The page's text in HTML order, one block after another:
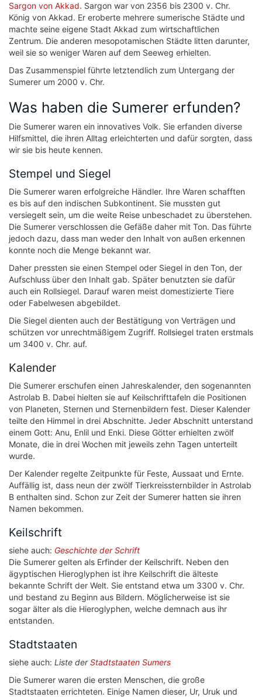
Sargon von Akkad. Sargon war von 2356 bis 2300 v. Chr.
König von Akkad. Er eroberte mehrere sumerische Städte und
machte seine eigene Stadt Akkad zum wirtschaftlichen
Zentrum. Die anderen mesopotamischen Städte litten darunter,
weil sie so weniger Waren auf dem Seeweg erhielten.
Das Zusammenspiel führte letztendlich zum Untergang der
Sumerer um 2000 v. Chr.
Was haben die Sumerer erfunden?
Die Sumerer waren ein innovatives Volk. Sie erfanden diverse
Hilfsmittel, die ihren Alltag erleichterten und dafür sorgten, dass
wir sie bis heute kennen.
Stempel und Siegel
Die Sumerer waren erfolgreiche Händler. Ihre Waren schafften
es bis auf den indischen Subkontinent. Sie mussten gut
versiegelt sein, um die weite Reise unbeschadet zu überstehen.
Die Sumerer verschlossen die Gefäße daher mit Ton. Das führte
jedoch dazu, dass man weder den Inhalt von außen erkennen
konnte noch die Menge bekannt war.
Daher pressten sie einen Stempel oder Siegel in den Ton, der
Aufschluss über den Inhalt gab. Später benutzten sie dafür
auch ein Rollsiegel. Darauf waren meist domestizierte Tiere
oder Fabelwesen abgebildet.
Die Siegel dienten auch der Bestätigung von Verträgen und
schützen vor unrechtmäßigem Zugriff. Rollsiegel traten erstmals
um 3400 v. Chr. auf.
Kalender
Die Sumerer erschufen einen Jahreskalender, den sogenannten
Astrolab B. Dabei hielten sie auf Keilschrifttafeln die Positionen
von Planeten, Sternen und Sternenbildern fest. Dieser Kalender
teilte den Himmel in drei Abschnitte. Jeder Abschnitt unterstand
einem Gott: Anu, Enlil und Enki. Diese Götter erhielten zwölf
Monate, die in drei Wochen mit jeweils zehn Tagen unterteilt
wurde.
Der Kalender regelte Zeitpunkte für Feste, Aussaat und Ernte.
Auffällig ist, dass neun der zwölf Tierkreissternbilder in Astrolab
B enthalten sind. Schon zur Zeit der Sumerer hatten sie ihren
Namen bekommen.
Keilschrift
siehe auch: Geschichte der Schrift
Die Sumerer gelten als Erfinder der Keilschrift. Neben den
ägyptischen Hieroglyphen ist ihre Keilschrift die älteste
bekannte Schrift der Welt. Sie entstand etwa um 3300 v. Chr.
und bestand zu Beginn aus Bildern. Möglicherweise ist sie
sogar älter als die Hieroglyphen, welche demnach aus ihr
entstanden.
Stadtstaaten
siehe auch: Liste derStadtstaaten Sumers
Die Sumerer waren die ersten Menschen, die große
Stadtstaaten errichteten. Einige Namen dieser, Ur, Uruk und